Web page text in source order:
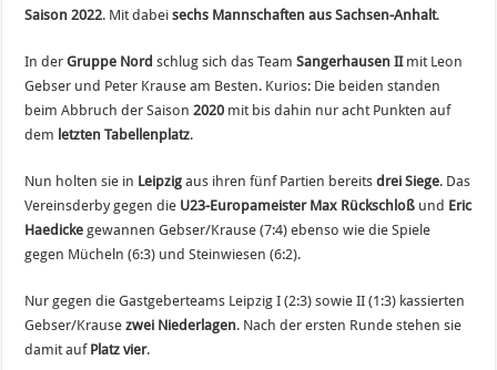
Saison 2022. Mit dabeisechs Mannschaften aus Sachsen-Anhalt.
In derGruppe Nordschlug sich das TeamSangerhausen IImit Leon
Gebser und Peter Krause am Besten. Kurios: Die beiden standen
beim Abbruch der Saison2020 mit bis dahin nur acht Punkten auf
dem letzten Tabellenplatz.
Nun holten sie in Leipzig aus ihren fünf Partien bereitsdrei Siege. Das
Vereinsderby gegen die U23-Europameister Max Rückschloß und Eric
Haedicke gewannen Gebser/Krause (7:4) ebenso wie die Spiele
gegen Mücheln (6:3) und Steinwiesen (6:2).
Nur gegen die Gastgeberteams Leipzig I (2:3) sowie II (1:3) kassierten
Gebser/Krausezwei Niederlagen. Nach der ersten Runde stehen sie
damit auf Platz vier.